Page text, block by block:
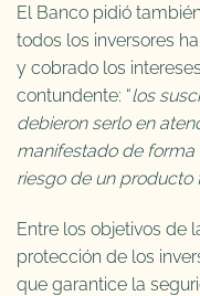
El Banco pidió
todos los inversores
y cobrado los
contundente: “los
debieron serlo en
manifestado de
riesgo de un producto
Entre los objetivos de
protección de los
que garantice la